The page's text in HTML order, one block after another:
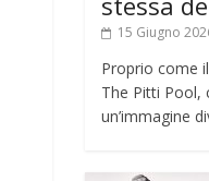
15 Giugno
Proprio come
The Pitti Pool,
un’immagine